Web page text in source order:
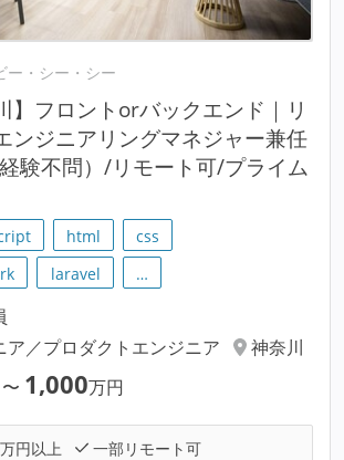
ー・シー・シー
】フロントorバックエンド｜リ
ンジニアリングマネジャー兼任
験不問）/リモート可/プライム
html
css
laravel …
ア／プロダクトエンジニア
神奈川
〜 1,000万円
円以上
一部リモート可